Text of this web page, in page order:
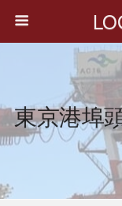
東京港埠